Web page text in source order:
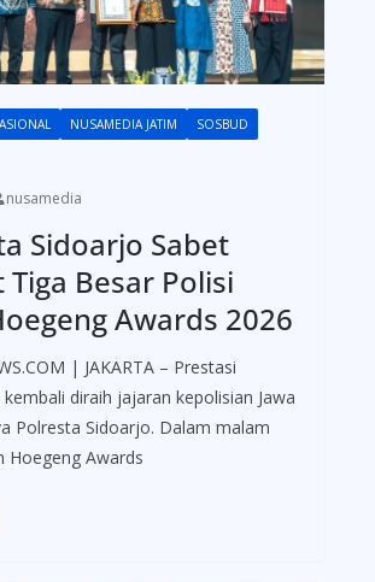
NUSAMEDIA JATIM
SOSBUD
nusamedia
Sidoarjo Sabet
Besar Polisi
Awards 2026
| JAKARTA – Prestasi
diraih jajaran kepolisian Jawa
Polresta Sidoarjo. Dalam malam
Hoegeng Awards